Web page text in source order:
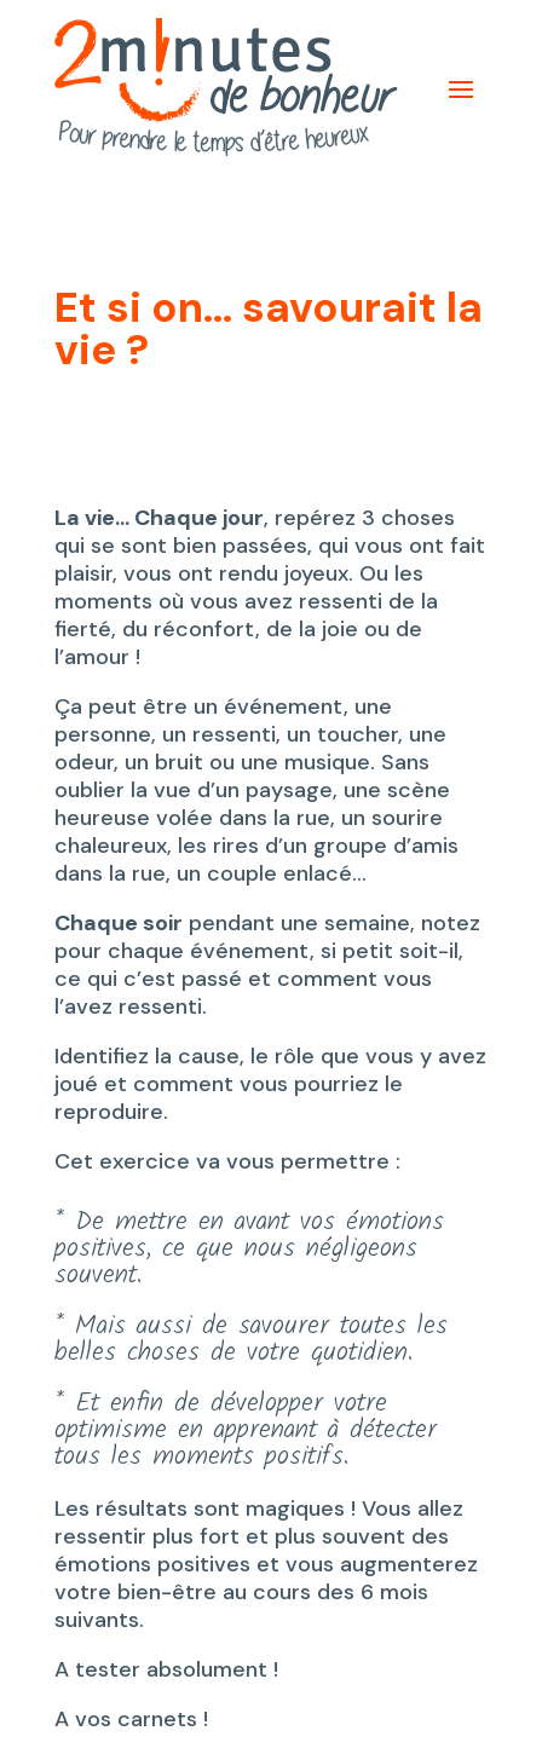
Et si on… savourait la
vie ?
La vie… Chaque jour, repérez 3 choses
qui se sont bien passées, qui vous ont fait
plaisir, vous ont rendu joyeux. Ou les
moments où vous avez ressenti de la
fierté, du réconfort, de la joie ou de
l’amour !
Ça peut être un événement, une
personne, un ressenti, un toucher, une
odeur, un bruit ou une musique. Sans
oublier la vue d’un paysage, une scène
heureuse volée dans la rue, un sourire
chaleureux, les rires d’un groupe d’amis
dans la rue, un couple enlacé…
Chaque soir pendant une semaine, notez
pour chaque événement, si petit soit-il,
ce qui c’est passé et comment vous
l’avez ressenti.
Identifiez la cause, le rôle que vous y avez
joué et comment vous pourriez le
reproduire.
Cet exercice va vous permettre :
* De mettre en avant vos émotions
positives, ce que nous négligeons
souvent.
* Mais aussi de savourer toutes les
belles choses de votre quotidien.
* Et enfin de développer votre
optimisme en apprenant à détecter
tous les moments positifs.
Les résultats sont magiques ! Vous allez
ressentir plus fort et plus souvent des
émotions positives et vous augmenterez
votre bien-être au cours des 6 mois
suivants.
A tester absolument !
A vos carnets !